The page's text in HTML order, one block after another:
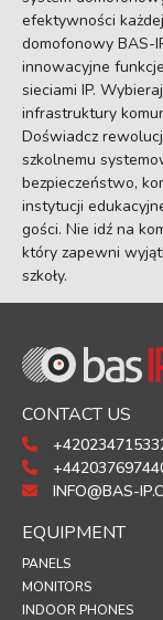
efektywności
domofonowy BAS-
innowacyjne
sieciami IP.
infrastruktury
Doświadcz
szkolnemu
bezpieczeństwo,
instytucji
gości. Nie idź na
który zapewni
szkoły.
CONTACT US
INFO@BAS-
EQUIPMENT
PANELS
MONITORS
INDOOR PHONES